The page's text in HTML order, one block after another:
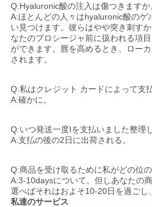
Q:Hyaluronic酸の注入は傷つきますか
A:ほとんどの人々はhyaluronic酸のゲ
い見つけます。彼らはやや突き刺す
なたのプロシージャ前に扱われる項
ができます。唇を高めるとき、ロー
されます。
Q:私はクレジット カードによって支
A:確かに。
Q:いつ発送一度Iを支払いました整理
A:支払の後の2日に出荷される。
Q:商品を受け取るために私がどの位の
A:3-10daysについて。但しあなたの
選べばそれはおよそ10-20日を過ごし
私達のサービス